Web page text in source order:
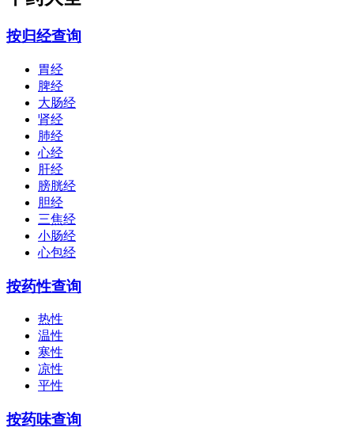
按归经查询
胃经
脾经
大肠经
肾经
肺经
心经
肝经
膀胱经
胆经
三焦经
小肠经
心包经
按药性查询
热性
温性
寒性
凉性
平性
按药味查询